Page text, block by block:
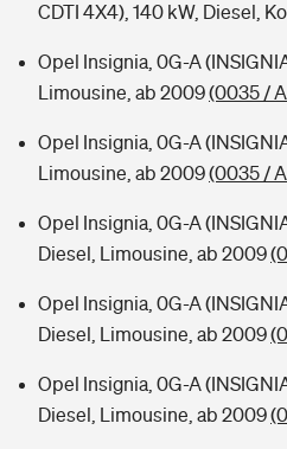
CDTI 4X4), 140 kW, Diesel,
Opel Insignia, 0G-A
Limousine, ab 2009(0035 /
Opel Insignia, 0G-A
Limousine, ab 2009(0035 /
Opel Insignia, 0G-A
Diesel, Limousine, ab 2009
Opel Insignia, 0G-A
Diesel, Limousine, ab 2009
Opel Insignia, 0G-A
Diesel, Limousine, ab 2009